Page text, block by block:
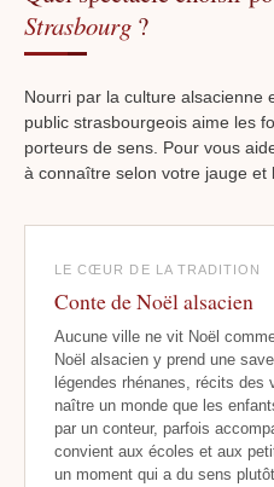
Strasbourg ?
Nourri par la culture alsacienne
public strasbourgeois aime les
porteurs de sens. Pour vous
à connaître selon votre jauge et
LE CŒUR DE LA TRADITION
Conte de Noël alsacien
Aucune ville ne vit Noël
Noël alsacien y prend une
légendes rhénanes, récits
naître un monde que les
par un conteur, parfois
convient aux écoles et aux
un moment qui a du sens